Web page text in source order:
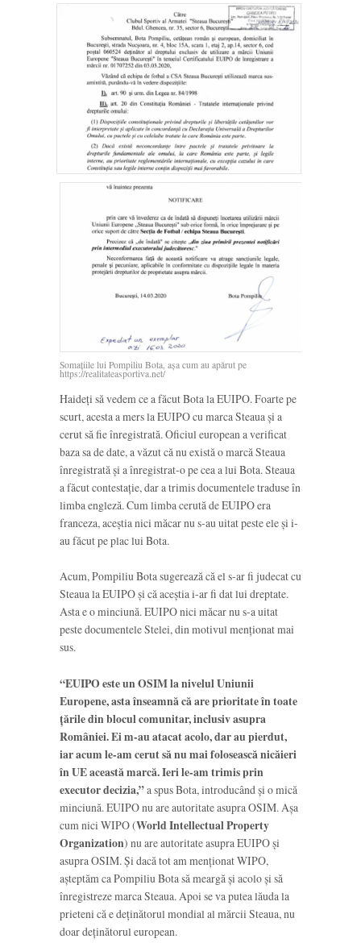
Somațiile lui Pompiliu Bota, așa cum au apărut pe
https://realitateasportiva.net/
Haideți să vedem ce a făcut Bota la EUIPO. Foarte pe
scurt, acesta a mers la EUIPO cu marca Steaua și a
cerut să fie înregistrată. Oficiul european a verificat
baza sa de date, a văzut că nu există o marcă Steaua
înregistrată și a înregistrat-o pe cea a lui Bota. Steaua
a făcut contestație, dar a trimis documentele traduse în
limba engleză. Cum limba cerută de EUIPO era
franceza, aceștia nici măcar nu s-au uitat peste ele și i-
au făcut pe plac lui Bota.
Acum, Pompiliu Bota sugerează că el s-ar fi judecat cu
Steaua la EUIPO și că aceștia i-ar fi dat lui dreptate.
Asta e o minciună. EUIPO nici măcar nu s-a uitat
peste documentele Stelei, din motivul menționat mai
sus.
“EUIPO este un OSIM la nivelul Uniunii
Europene, asta înseamnă că are prioritate în toate
țările din blocul comunitar, inclusiv asupra
României. Ei m-au atacat acolo, dar au pierdut,
iar acum le-am cerut să nu mai folosească nicăieri
în UE această marcă. Ieri le-am trimis prin
executor decizia,”a spus Bota, introducând și o mică
minciună. EUIPO nu are autoritate asupra OSIM. Așa
cum nici WIPO (World Intellectual Property
Organization) nu are autoritate asupra EUIPO și
asupra OSIM. Și dacă tot am menționat WIPO,
așteptăm ca Pompiliu Bota să meargă și acolo și să
înregistreze marca Steaua. Apoi se va putea lăuda la
prieteni că e deținătorul mondial al mărcii Steaua, nu
doar deținătorul european.